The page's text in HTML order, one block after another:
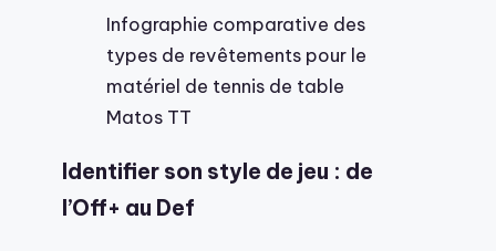
Infographie comparative des
types de revêtements pour le
matériel de tennis de table
Matos TT
Identifier son style de jeu : de
l’Off+ au Def